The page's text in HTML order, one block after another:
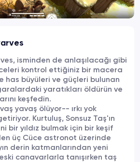
isminden de anlaşılacağı gibi
kontrol ettiğiniz bir macera
has büyüleri ve güçleri bulunan
yaratıkları öldürün ve
keşfedin.
yavaş ölüyor-- ırkı yok
Kurtuluş, Sonsuz Taş'ın
bir yıldız bulmak için bir keşif
üç Cüce astronot üzerinde
derin katmanlarından yeni
canavarlarla tanışırken taş